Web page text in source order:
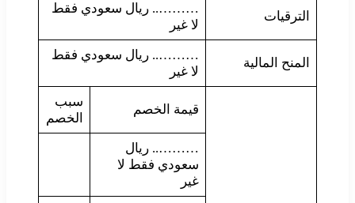
الترقيات
……….. ريال سعودي فقط
لا غير
المنح المالية
……….. ريال سعودي فقط
لا غير
قيمة الخصم
سبب
الخصم
……….. ريال
سعودي فقط لا
غير